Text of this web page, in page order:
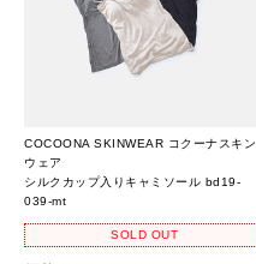
COCOONA SKINWEAR コクーナスキン
ウェア
シルクカップ入りキャミソール bd19-
039-mt
SOLD OUT